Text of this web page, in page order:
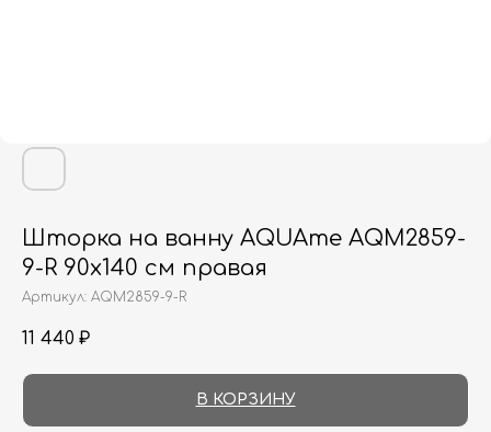
Шторка на ванну AQUAme AQM2859-
9-R 90х140 см правая
Артикул: AQM2859-9-R
11 440 ₽
В КОРЗИНУ